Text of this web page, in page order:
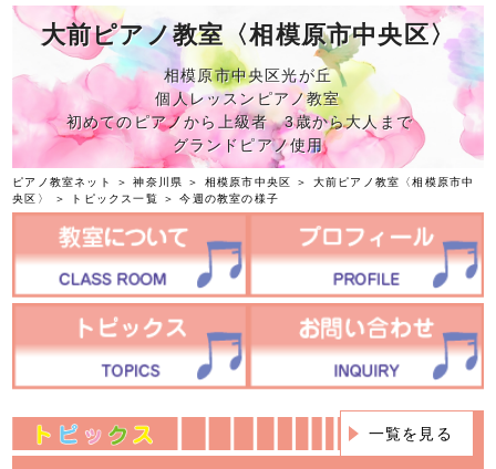
大前ピアノ教室〈相模原市中央区〉
相模原市中央区光が丘
個人レッスンピアノ教室
初めてのピアノから上級者 3歳から大人まで
グランドピアノ使用
ピアノ教室ネット ＞神奈川県 ＞ 相模原市中央区 ＞ 大前ピアノ教室〈相模原市中
央区〉
＞ トピックス一覧 ＞ 今週の教室の様子
一覧を見る